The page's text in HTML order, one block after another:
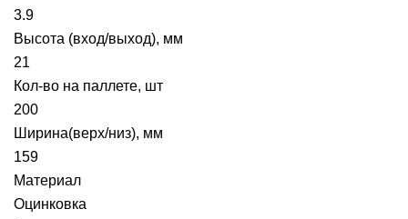
3.9
Высота (вход/выход), мм
21
Кол-во на паллете, шт
200
Ширина(верх/низ), мм
159
Материал
Оцинковка